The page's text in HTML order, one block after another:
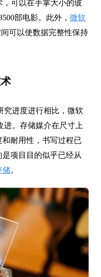
，可以在手掌大小的玻
部电影。此外， 微软
可以使数据完整性保持
究进度进行相比，微软
进。存储媒介在尺寸上
耐用性，书写过程已
项目目的似乎已经从
储。